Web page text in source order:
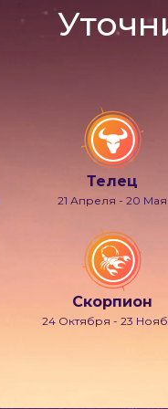
Телец
21 Апреля - 20 Мая
Скорпион
24 Октября - 23